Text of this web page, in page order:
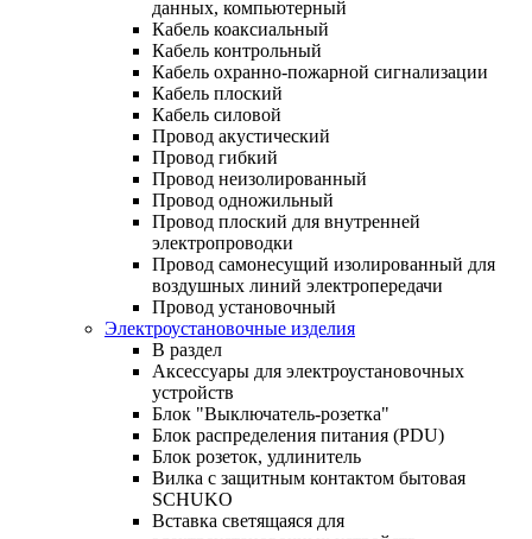
данных, компьютерный
Кабель коаксиальный
Кабель контрольный
Кабель охранно-пожарной сигнализации
Кабель плоский
Кабель силовой
Провод акустический
Провод гибкий
Провод неизолированный
Провод одножильный
Провод плоский для внутренней
электропроводки
Провод самонесущий изолированный для
воздушных линий электропередачи
Провод установочный
Электроустановочные изделия
В раздел
Аксессуары для электроустановочных
устройств
Блок "Выключатель-розетка"
Блок распределения питания (PDU)
Блок розеток, удлинитель
Вилка с защитным контактом бытовая
SCHUKO
Вставка светящаяся для